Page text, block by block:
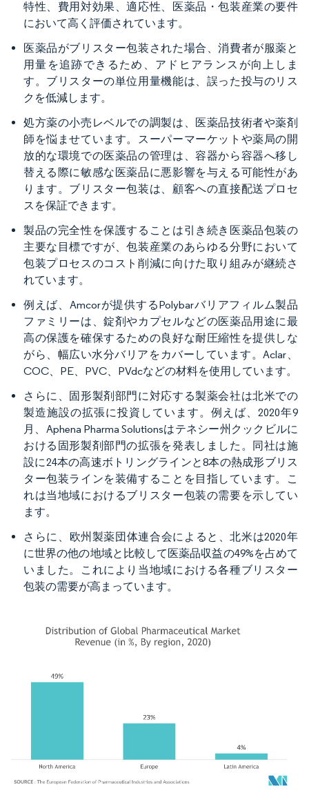
特性、費用対効果、適応性、医薬品・包装産業の要件
において高く評価されています。
医薬品がブリスター包装された場合、消費者が服薬と
用量を追跡できるため、アドヒアランスが向上しま
す。ブリスターの単位用量機能は、誤った投与のリス
クを低減します。
処方薬の小売レベルでの調製は、医薬品技術者や薬剤
師を悩ませています。スーパーマーケットや薬局の開
放的な環境での医薬品の管理は、容器から容器へ移し
替える際に敏感な医薬品に悪影響を与える可能性があ
ります。ブリスター包装は、顧客への直接配送プロセ
スを保証できます。
製品の完全性を保護することは引き続き医薬品包装の
主要な目標ですが、包装産業のあらゆる分野において
包装プロセスのコスト削減に向けた取り組みが継続さ
れています。
例えば、Amcorが提供するPolybarバリアフィルム製品
ファミリーは、錠剤やカプセルなどの医薬品用途に最
高の保護を確保するための良好な耐圧縮性を提供しな
がら、幅広い水分バリアをカバーしています。Aclar、
COC、PE、PVC、PVdcなどの材料を使用しています。
さらに、固形製剤部門に対応する製薬会社は北米での
製造施設の拡張に投資しています。例えば、2020年9
月、Aphena Pharma Solutionsはテネシー州クックビルに
おける固形製剤部門の拡張を発表しました。同社は施
設に24本の高速ボトリングラインと8本の熱成形ブリス
ター包装ラインを装備することを目指しています。こ
れは当地域におけるブリスター包装の需要を示してい
ます。
さらに、欧州製薬団体連合会によると、北米は2020年
に世界の他の地域と比較して医薬品収益の49%を占めて
いました。これにより当地域における各種ブリスター
包装の需要が高まっています。